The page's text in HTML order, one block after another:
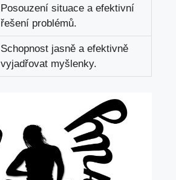
Posouzení situace a efektivní
řešení problémů.
Schopnost jasně a efektivně
vyjadřovat myšlenky.